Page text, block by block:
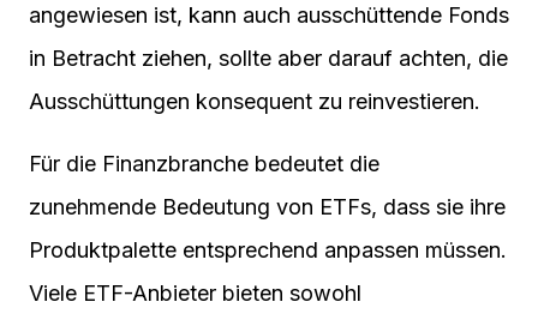
angewiesen ist, kann auch ausschüttende Fonds
in Betracht ziehen, sollte aber darauf achten, die
Ausschüttungen konsequent zu reinvestieren.
Für die Finanzbranche bedeutet die
zunehmende Bedeutung von ETFs, dass sie ihre
Produktpalette entsprechend anpassen müssen.
Viele ETF-Anbieter bieten sowohl